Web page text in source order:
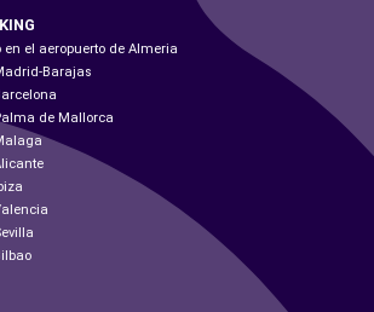
el aeropuerto de Almeria
Barajas
de Mallorca